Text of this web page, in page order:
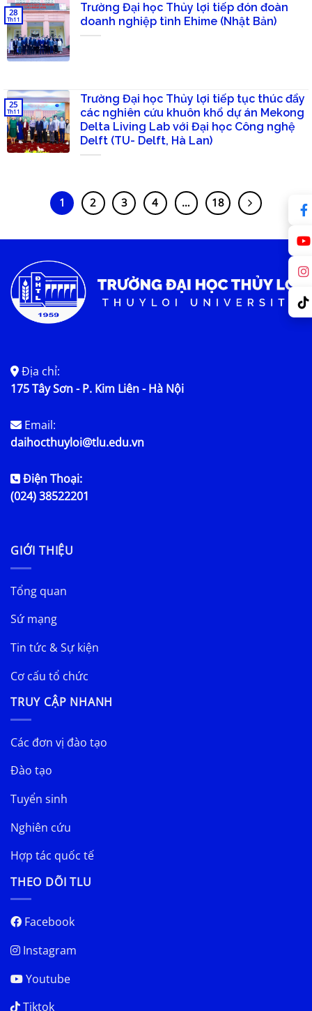
Trường Đại học Thủy lợi tiếp đón đoàn
doanh nghiệp tỉnh Ehime (Nhật Bản)
28
Th11
Trường Đại học Thủy lợi tiếp tục thúc đẩy
các nghiên cứu khuôn khổ dự án Mekong
Delta Living Lab với Đại học Công nghệ
Delft (TU- Delft, Hà Lan)
25
Th11
1 2 3 4 … 18
Địa chỉ:
175 Tây Sơn - P. Kim Liên - Hà Nội
Email:
daihocthuyloi@tlu.edu.vn
Điện Thoại:
(024) 38522201
GIỚI THIỆU
Tổng quan
Sứ mạng
Tin tức & Sự kiện
Cơ cấu tổ chức
TRUY CẬP NHANH
Các đơn vị đào tạo
Đào tạo
Tuyển sinh
Nghiên cứu
Hợp tác quốc tế
THEO DÕI TLU
Facebook
Instagram
Youtube
Tiktok